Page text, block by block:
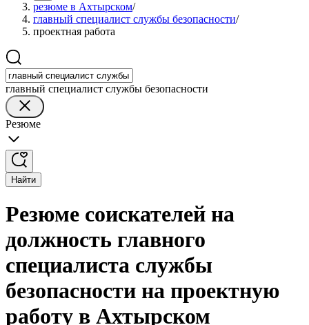
резюме в Ахтырском/
главный специалист службы безопасности/
проектная работа
главный специалист службы безопасности
Резюме
Найти
Резюме соискателей на
должность главного
специалиста службы
безопасности на проектную
работу в Ахтырском